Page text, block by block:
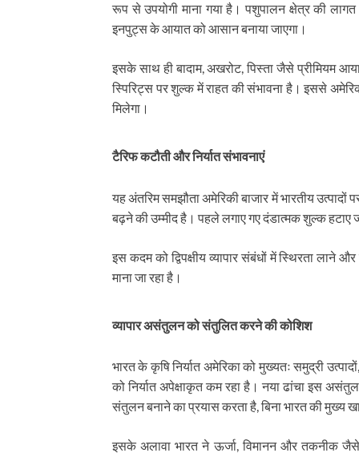
रूप से उपयोगी माना गया है। पशुपालन क्षेत्र की
इनपुट्स के आयात को आसान बनाया जाएगा।
इसके साथ ही बादाम, अखरोट, पिस्ता जैसे प्रीमियम
स्पिरिट्स पर शुल्क में राहत की संभावना है। इससे
मिलेगा।
टैरिफ कटौती और निर्यात संभावनाएं
यह अंतरिम समझौता अमेरिकी बाजार में भारतीय उत्पादों
बढ़ने की उम्मीद है। पहले लगाए गए दंडात्मक शुल्क
इस कदम को द्विपक्षीय व्यापार संबंधों में स्थिरता
माना जा रहा है।
व्यापार असंतुलन को संतुलित करने की कोशिश
भारत के कृषि निर्यात अमेरिका को मुख्यतः समुद्री
को निर्यात अपेक्षाकृत कम रहा है। नया ढांचा इस
संतुलन बनाने का प्रयास करता है, बिना भारत की मुख्य
इसके अलावा भारत ने ऊर्जा, विमानन और तकनीक जैसे